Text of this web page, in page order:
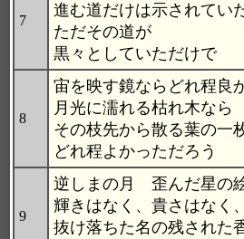
7
進む道だけは示されてい
ただその道が
黒々としていただけで
8
宙を映す鏡ならどれ程良
月光に濡れる枯れ木なら
その枝先から散る葉の一
どれ程よかっただろう
9
逆しまの月 歪んだ星の
輝きはなく、貴さはなく
抜け落ちた名の残された